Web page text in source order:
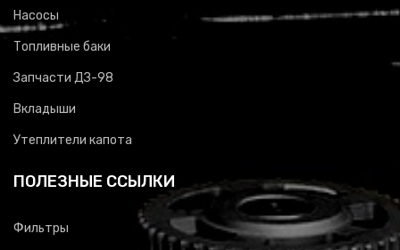
Насосы
Топливные баки
Запчасти ДЗ-98
Вкладыши
Утеплители капота
ПОЛЕЗНЫЕ ССЫЛКИ
Фильтры